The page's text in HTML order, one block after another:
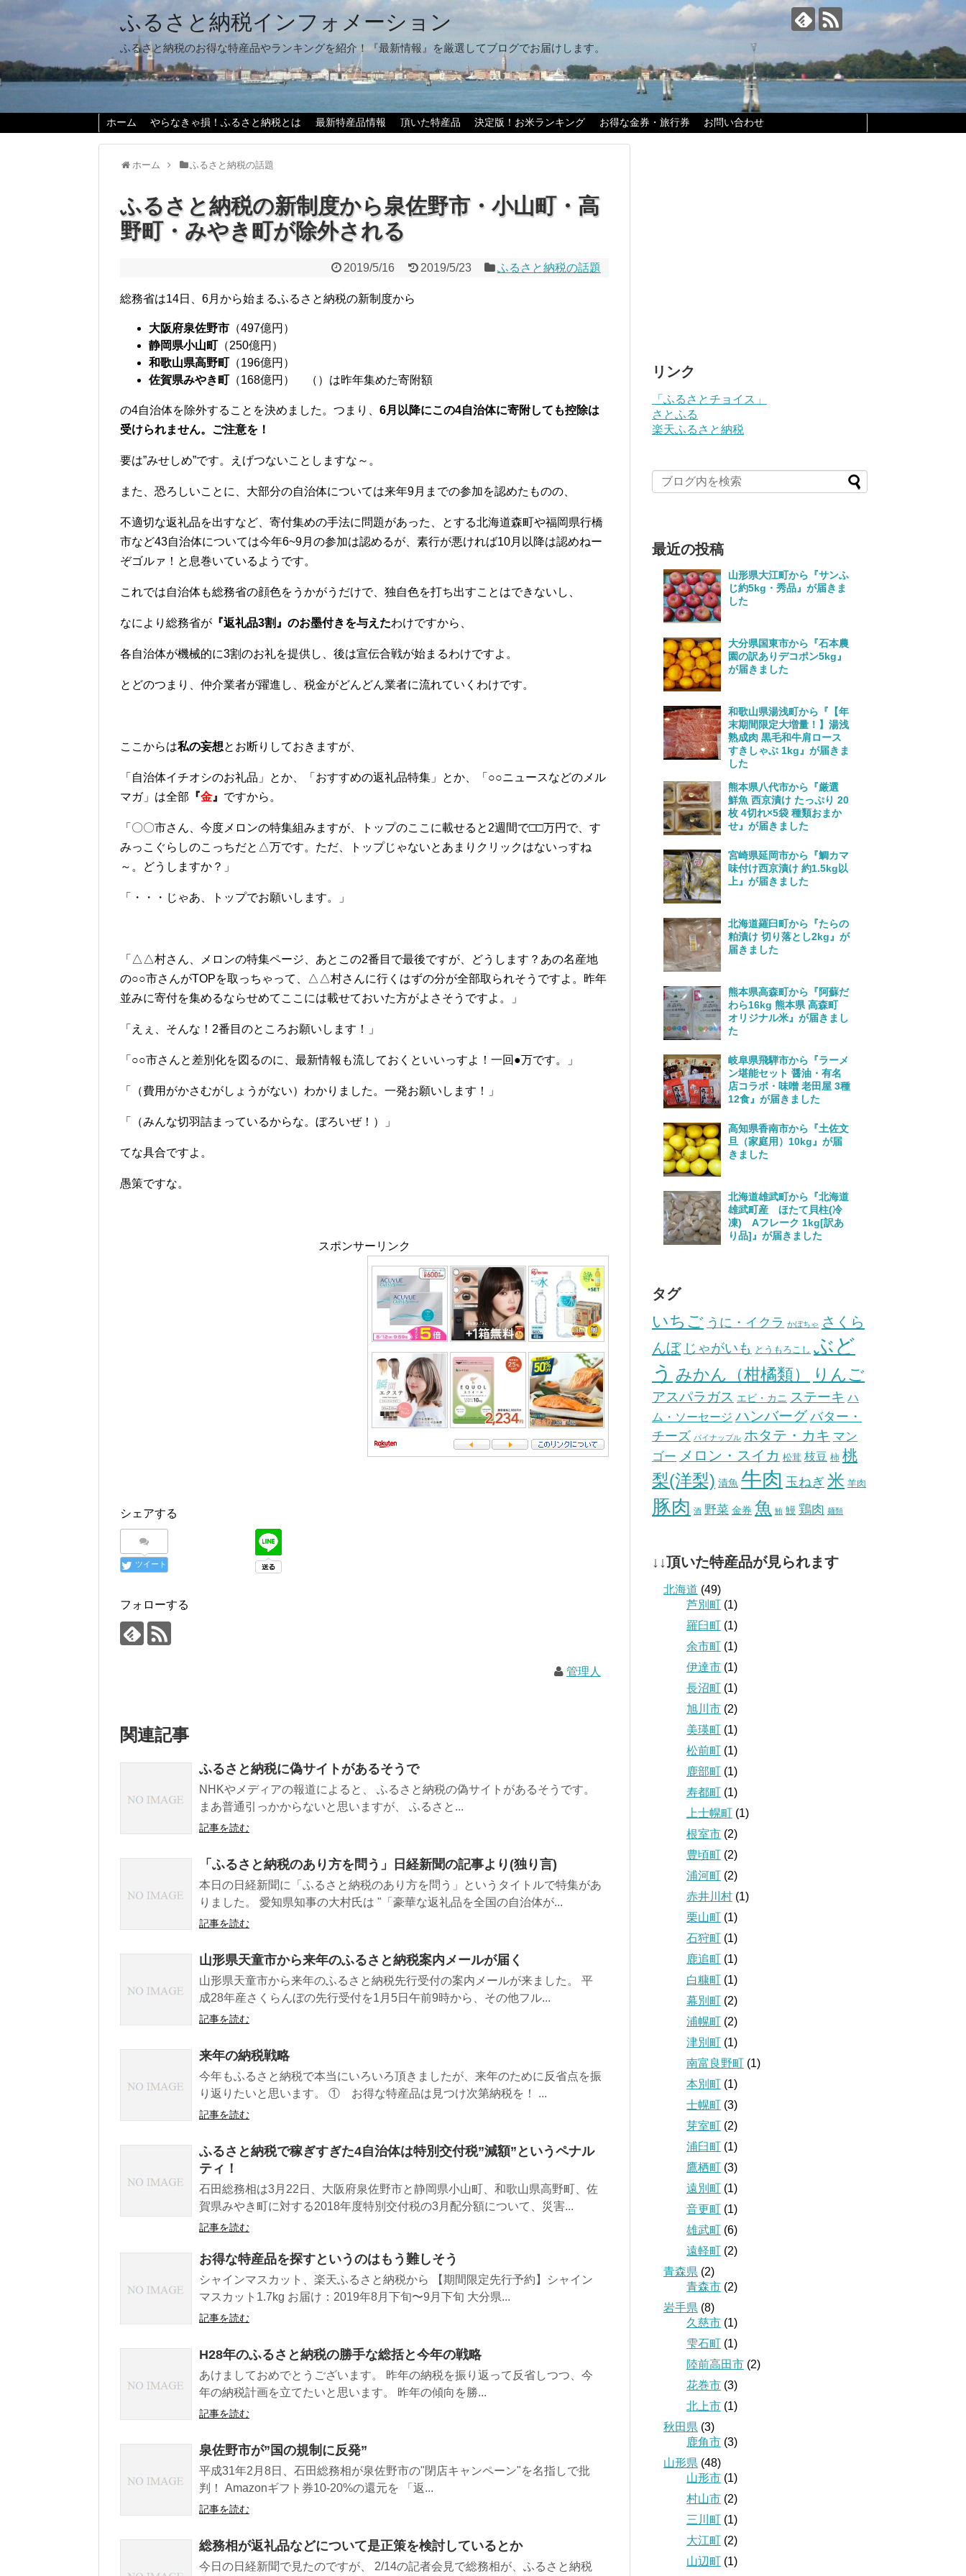
ふるさと納税インフォメーション
ふるさと納税のお得な特産品やランキングを紹介！『最新情報』を厳選してブログでお届けします。
ホーム やらなきゃ損！ふるさと納税とは 最新特産品情報 頂いた特産品 決定版！お米ランキング お得な金券・旅行券 お問い合わせ
ホーム ふるさと納税の話題
ふるさと納税の新制度から泉佐野市・小山町・高
野町・みやき町が除外される
2019/5/16 2019/5/23 ふるさと納税の話題
総務省は14日、6月から始まるふるさと納税の新制度から
大阪府泉佐野市 （497億円）
静岡県小山町（250億円）
和歌山県高野町（196億円）
佐賀県みやき町（168億円） （）は昨年集めた寄附額
の4自治体を除外することを決めました。つまり、 6月以降にこの4自治体に寄附しても控除は
受けられません。ご注意を！
要は”みせしめ”です。えげつないことしますな～。
また、恐ろしいことに、大部分の自治体については来年9月までの参加を認めたものの、
不適切な返礼品を出すなど、寄付集めの手法に問題があった、とする北海道森町や福岡県行橋
市など43自治体については今年6~9月の参加は認めるが、素行が悪ければ10月以降は認めねー
ぞゴルァ！と息巻いているようです。
これでは自治体も総務省の顔色をうかがうだけで、独自色を打ち出すことはできないし、
なにより総務省が 『返礼品3割』のお墨付きを与えたわけですから、
各自治体が機械的に3割のお礼を提供し、後は宣伝合戦が始まるわけですよ。
とどのつまり、仲介業者が躍進し、税金がどんどん業者に流れていくわけです。
ここからは私の妄想とお断りしておきますが、
「自治体イチオシのお礼品」とか、「おすすめの返礼品特集」とか、「○○ニュースなどのメル
マガ」は全部 『金 』 ですから。
「〇〇市さん、今度メロンの特集組みますが、トップのここに載せると2週間で□□万円で、す
みっこぐらしのこっちだと△万です。ただ、トップじゃないとあまりクリックはないっすね
～。どうしますか？」
「・・・じゃあ、トップでお願いします。」
「△△村さん、メロンの特集ページ、あとこの2番目で最後ですが、どうします？あの名産地
の○○市さんがTOPを取っちゃって、△△村さんに行くはずの分が全部取られそうですよ。昨年
並みに寄付を集めるならせめてここには載せておいた方がよさそうですよ。」
「えぇ、そんな！2番目のところお願いします！」
「○○市さんと差別化を図るのに、最新情報も流しておくといいっすよ！一回●万です。」
「（費用がかさむがしょうがない）わかりました。一発お願いします！」
「（みんな切羽詰まっているからな。ぼろいぜ！）」
てな具合ですよ。
愚策ですな。
スポンサーリンク
シェアする
ツイート
フォローする
管理人
関連記事
ふるさと納税に偽サイトがあるそうで
NHKやメディアの報道によると、 ふるさと納税の偽サイトがあるそうです。
まあ普通引っかからないと思いますが、 ふるさと...
記事を読む
「ふるさと納税のあり方を問う」日経新聞の記事より(独り言)
本日の日経新聞に「ふるさと納税のあり方を問う」というタイトルで特集があ
りました。 愛知県知事の大村氏は "「豪華な返礼品を全国の自治体が...
記事を読む
山形県天童市から来年のふるさと納税案内メールが届く
山形県天童市から来年のふるさと納税先行受付の案内メールが来ました。 平
成28年産さくらんぼの先行受付を1月5日午前9時から、その他フル...
記事を読む
来年の納税戦略
今年もふるさと納税で本当にいろいろ頂きましたが、来年のために反省点を振
り返りたいと思います。 ① お得な特産品は見つけ次第納税を！ ...
記事を読む
ふるさと納税で稼ぎすぎた4自治体は特別交付税”減額”というペナル
ティ！
石田総務相は3月22日、大阪府泉佐野市と静岡県小山町、和歌山県高野町、佐
賀県みやき町に対する2018年度特別交付税の3月配分額について、災害...
記事を読む
お得な特産品を探すというのはもう難しそう
シャインマスカット、楽天ふるさと納税から 【期間限定先行予約】シャイン
マスカット1.7kg お届け：2019年8月下旬〜9月下旬 大分県...
記事を読む
H28年のふるさと納税の勝手な総括と今年の戦略
あけましておめでとうございます。 昨年の納税を振り返って反省しつつ、今
年の納税計画を立てたいと思います。 昨年の傾向を勝...
記事を読む
泉佐野市が”国の規制に反発”
平成31年2月8日、石田総務相が泉佐野市の"閉店キャンペーン"を名指しで批
判！ Amazonギフト券10-20%の還元を 「返...
記事を読む
総務相が返礼品などについて是正策を検討しているとか
今日の日経新聞で見たのですが、 2/14の記者会見で総務相が、ふるさと納税
リンク
「ふるさとチョイス」
さとふる
楽天ふるさと納税
最近の投稿
山形県大江町から『サンふ
じ約5kg・秀品』が届きま
した
大分県国東市から『石本農
園の訳ありデコポン5kg』
が届きました
和歌山県湯浅町から『【年
末期間限定大増量！】湯浅
熟成肉 黒毛和牛肩ロース
すきしゃぶ 1kg』が届きま
した
熊本県八代市から『厳選
鮮魚 西京漬け たっぷり 20
枚 4切れ×5袋 種類おまか
せ』が届きました
宮崎県延岡市から『鯛カマ
味付け西京漬け 約1.5kg以
上』が届きました
北海道羅臼町から『たらの
粕漬け 切り落とし2kg』が
届きました
熊本県高森町から『阿蘇だ
わら16kg 熊本県 高森町
オリジナル米』が届きまし
た
岐阜県飛騨市から『ラーメ
ン堪能セット 醤油・有名
店コラボ・味噌 老田屋 3種
12食』が届きました
高知県香南市から『土佐文
旦（家庭用）10kg』が届
きました
北海道雄武町から『北海道
雄武町産 ほたて貝柱(冷
凍) Aフレーク 1kg[訳あ
り品]』が届きました
タグ
いちご うに・イクラ かぼちゃ さくら
んぼ じゃがいも とうもろこし ぶど
う みかん（柑橘類） りんご
アスパラガス エビ・カニ ステーキ ハ
ム・ソーセージ ハンバーグ バター・
チーズ パイナップル ホタテ・カキ マン
ゴー メロン・スイカ 松茸 枝豆 柿 桃
梨(洋梨) 漬魚 牛肉 玉ねぎ 米 羊肉
豚肉 酒 野菜 金券 魚 鮪 鰻 鶏肉 麺類
↓↓頂いた特産品が見られます
北海道 (49)
芦別町 (1)
羅臼町 (1)
余市町 (1)
伊達市 (1)
長沼町 (1)
旭川市 (2)
美瑛町 (1)
松前町 (1)
鹿部町 (1)
寿都町 (1)
上士幌町 (1)
根室市 (2)
豊頃町 (2)
浦河町 (2)
赤井川村 (1)
栗山町 (1)
石狩町 (1)
鹿追町 (1)
白糠町 (1)
幕別町 (2)
浦幌町 (2)
津別町 (1)
南富良野町 (1)
本別町 (1)
士幌町 (3)
芽室町 (2)
浦臼町 (1)
鷹栖町 (3)
遠別町 (1)
音更町 (1)
雄武町 (6)
遠軽町 (2)
青森県 (2)
青森市 (2)
岩手県 (8)
久慈市 (1)
雫石町 (1)
陸前高田市 (2)
花巻市 (3)
北上市 (1)
秋田県 (3)
鹿角市 (3)
山形県 (48)
山形市 (1)
村山市 (2)
三川町 (1)
大江町 (2)
山辺町 (1)